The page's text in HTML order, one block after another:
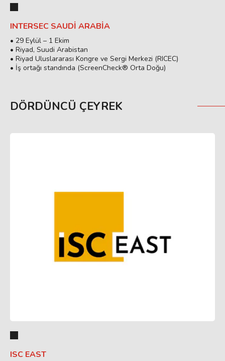
INTERSEC SAUDI ARABIA
• 29 Eylül – 1 Ekim
• Riyad, Suudi Arabistan
• Riyad Uluslararası Kongre ve Sergi Merkezi (RICEC)
• İş ortağı standında (ScreenCheck® Orta Doğu)
DÖRDÜNCÜ ÇEYREK
ISC EAST